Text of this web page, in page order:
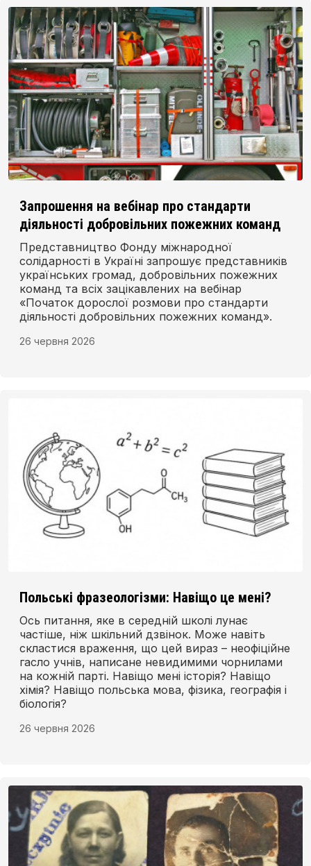
Запрошення на вебінар про стандарти
діяльності добровільних пожежних команд
Представництво Фонду міжнародної
солідарності в Україні запрошує представників
українських громад, добровільних пожежних
команд та всіх зацікавлених на вебінар
«Початок дорослої розмови про стандарти
діяльності добровільних пожежних команд».
26 червня 2026
Польські фразеологізми: Навіщо це мені?
Ось питання, яке в середній школі лунає
частіше, ніж шкільний дзвінок. Може навіть
скластися враження, що цей вираз – неофіційне
гасло учнів, написане невидимими чорнилами
на кожній парті. Навіщо мені історія? Навіщо
хімія? Навіщо польська мова, фізика, географія і
біологія?
26 червня 2026